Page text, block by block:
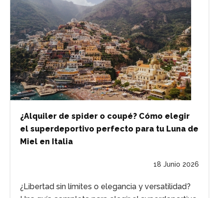
¿Alquiler de spider o coupé? Cómo elegir
el superdeportivo perfecto para tu Luna de
Miel en Italia
18 Junio 2026
¿Libertad sin límites o elegancia y versatilidad?